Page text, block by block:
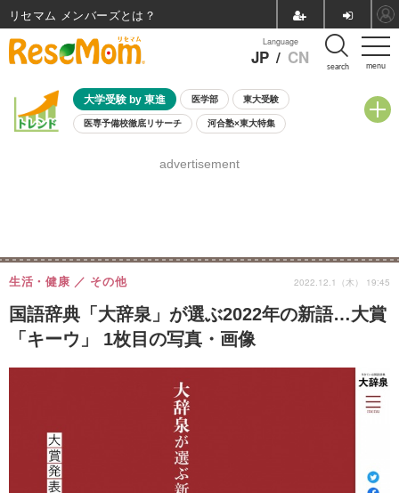
menu
Language
JP / CN search
大学受験 by 東進 医学部 東大受験
医専予備校徹底リサーチ 河合塾×東大特集
8月開催学校説明会・相談会
advertisement
国語辞典「大辞泉」が選ぶ2022年の新語…大賞
「キーウ」 1枚目の写真・画像
生活・健康 その他 2022.12.1（木） 19:45
リセマム メンバーズ